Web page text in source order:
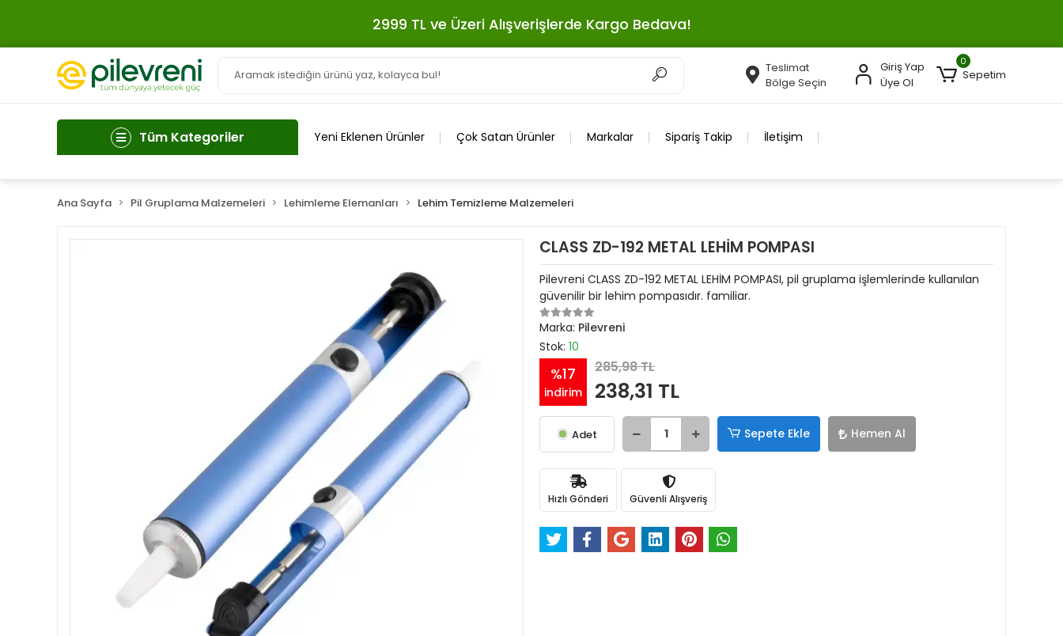
2999 TL ve Üzeri Alışverişlerde Kargo Bedava!
Teslimat
Bölge Seçin
Giriş Yap
Üye Ol
0
Sepetim
Tüm Kategoriler Yeni Eklenen Ürünler Çok Satan Ürünler Markalar Sipariş Takip İletişim
Ana Sayfa Pil Gruplama Malzemeleri Lehimleme Elemanları Lehim Temizleme Malzemeleri
CLASS ZD-192 METAL LEHİM POMPASI
Pilevreni CLASS ZD-192 METAL LEHİM POMPASI, pil gruplama işlemlerinde kullanılan
güvenilir bir lehim pompasıdır. familiar.
Marka: Pilevreni
Stok: 10
%17
indirim
285,98 TL
238,31 TL
Adet Sepete Ekle Hemen Al
Hızlı Gönderi Güvenli Alışveriş